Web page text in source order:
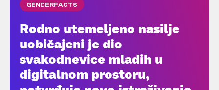
GENDERFACTS
Rodno utemeljeno nasilje
uobičajeni je dio
svakodnevice mladih u
digitalnom prostoru,